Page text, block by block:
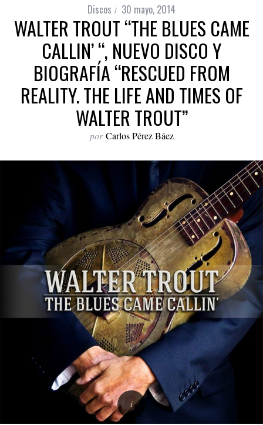
Discos 30 mayo, 2014
WALTER TROUT “THE BLUES CAME
CALLIN’ “, NUEVO DISCO Y
BIOGRAFÍA “RESCUED FROM
REALITY. THE LIFE AND TIMES OF
WALTER TROUT”
por Carlos Pérez Báez